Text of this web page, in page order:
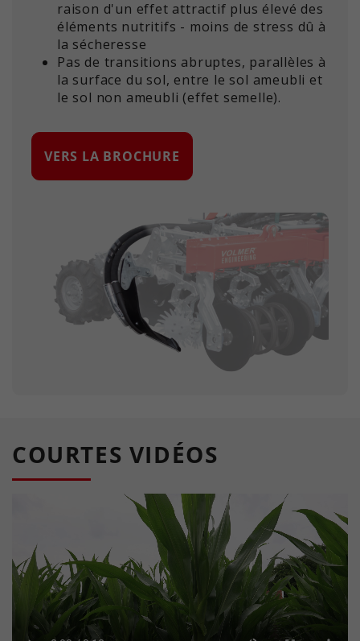
raison d'un effet attractif plus élevé des
éléments nutritifs - moins de stress dû à
la sécheresse
Pas de transitions abruptes, parallèles à
la surface du sol, entre le sol ameubli et
le sol non ameubli (effet semelle).
VERS LA BROCHURE
COURTES VIDÉOS